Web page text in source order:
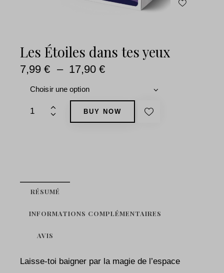
Les Étoiles dans tes yeux
7,99 € – 17,90 €
BUY NOW
RÉSUMÉ
INFORMATIONS COMPLÉMENTAIRES
AVIS
Laisse-toi baigner par la magie de l’espace